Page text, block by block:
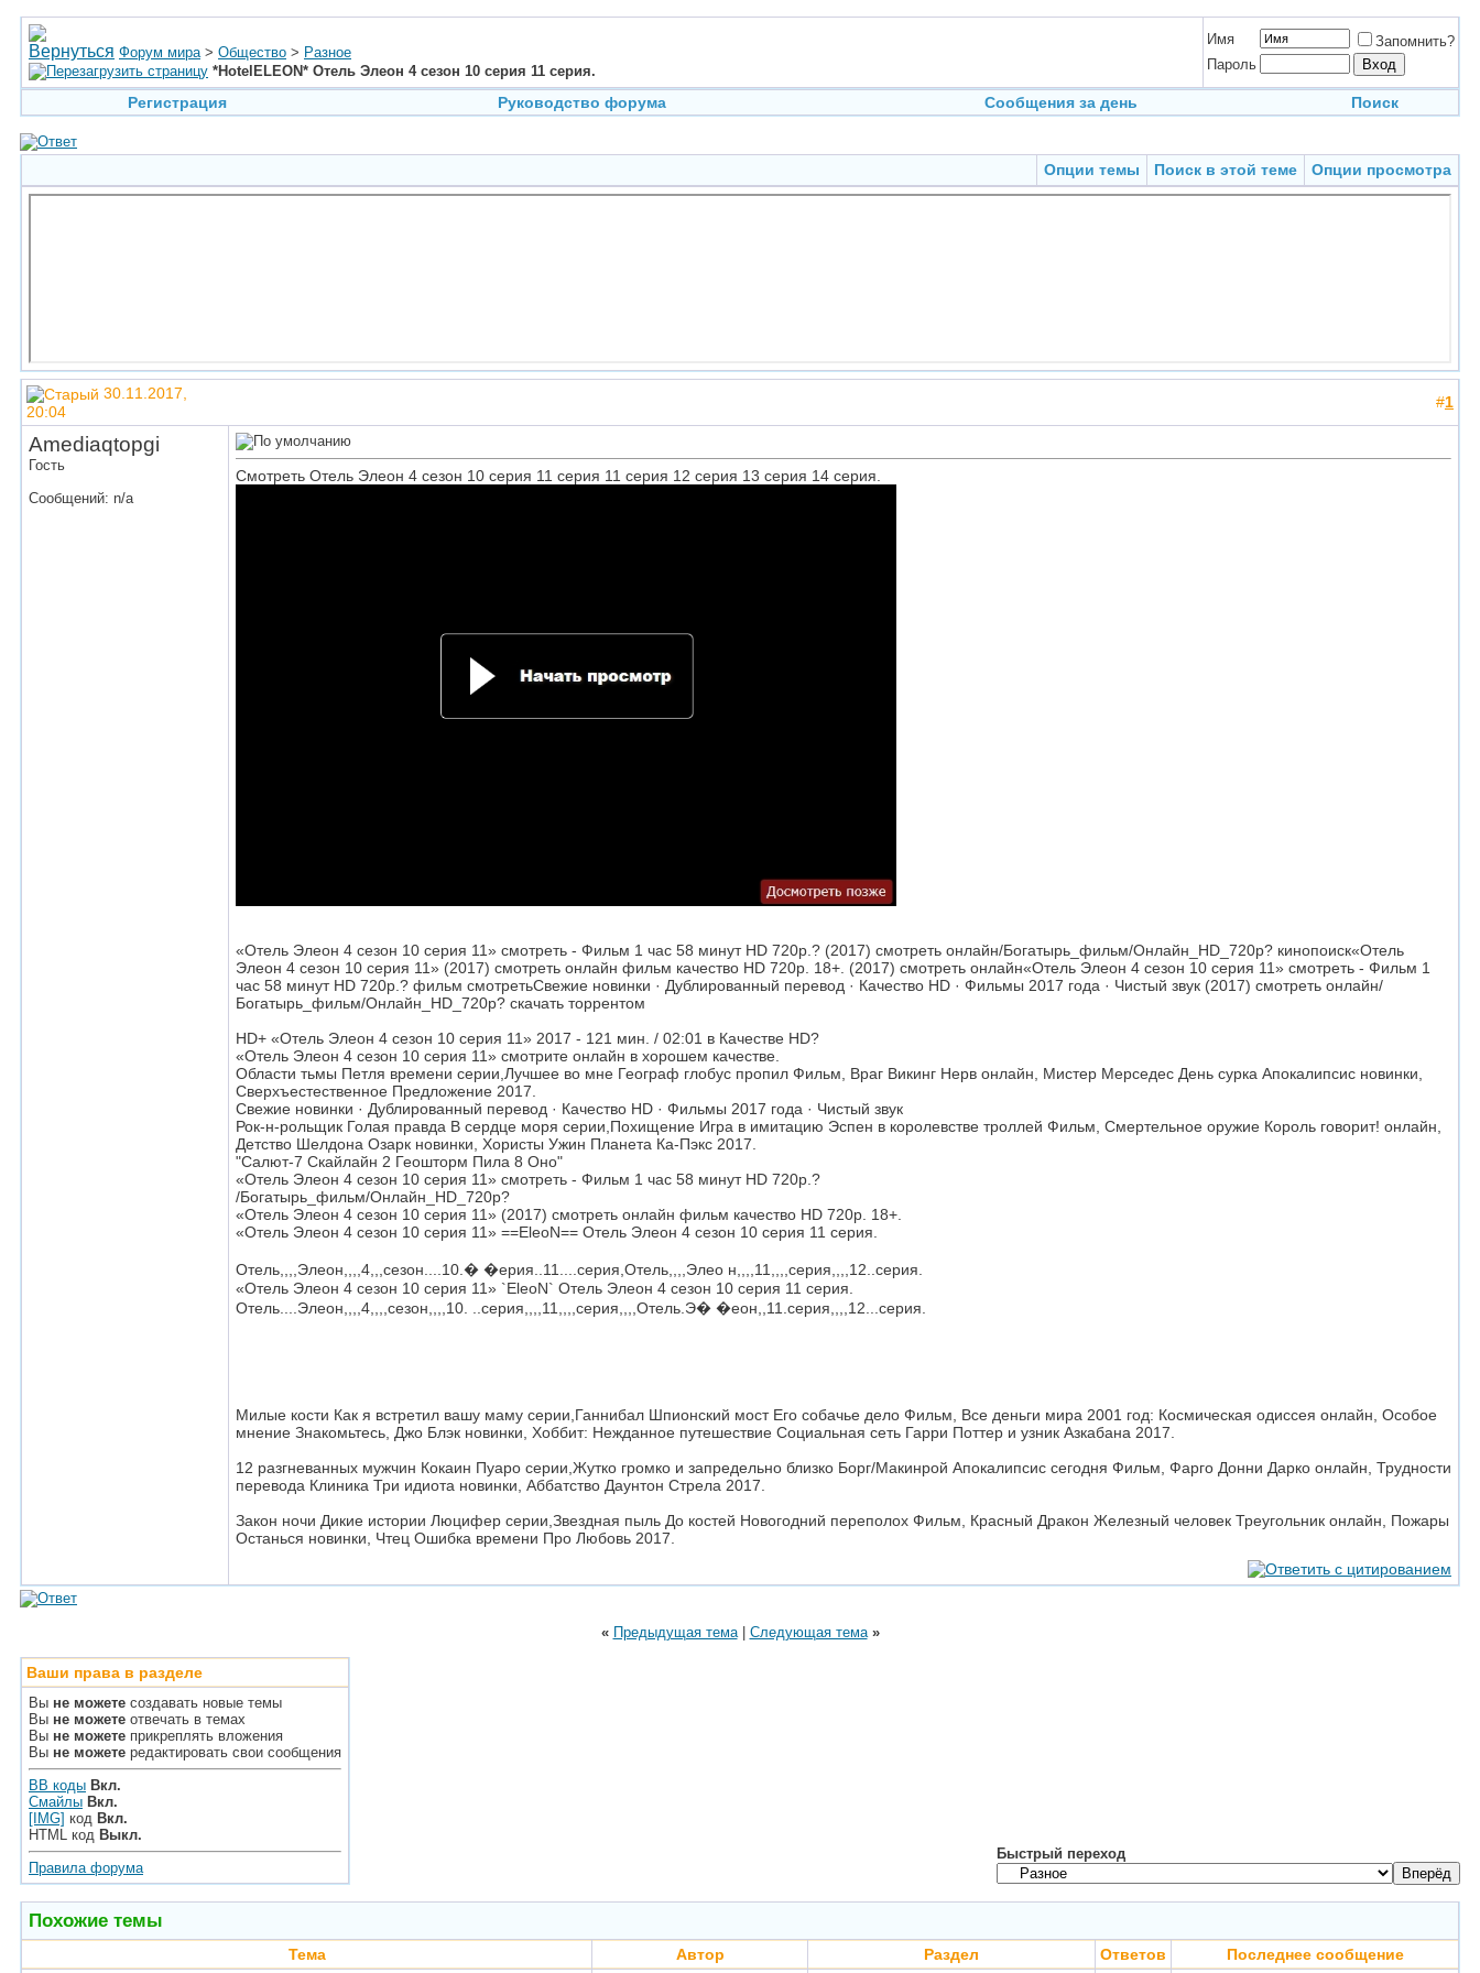
Форум мира > Общество > Разное
*HotelELEON* Отель Элеон 4 сезон 10 серия 11 серия.
Имя
Запомнить?
Пароль
Регистрация Руководство форума Сообщения за день Поиск
Опции темы Поиск в этой теме Опции просмотра
30.11.2017,
20:04
#1
Amediaqtopgi
Гость
Сообщений: n/a
Смотреть Отель Элеон 4 сезон 10 серия 11 серия 11 серия 12 серия 13 серия 14 серия.
«Отель Элеон 4 сезон 10 серия 11» смотреть - Фильм 1 час 58 минут HD 720p.? (2017) смотреть онлайн/Богатырь_фильм/Онлайн_HD_720p? кинопоиск«Отель
Элеон 4 сезон 10 серия 11» (2017) смотреть онлайн фильм качество HD 720p. 18+. (2017) смотреть онлайн«Отель Элеон 4 сезон 10 серия 11» смотреть - Фильм 1
час 58 минут HD 720p.? фильм смотретьСвежие новинки · Дублированный перевод · Качество HD · Фильмы 2017 года · Чистый звук (2017) смотреть онлайн/
Богатырь_фильм/Онлайн_HD_720p? скачать торрентом
HD+ «Отель Элеон 4 сезон 10 серия 11» 2017 - 121 мин. / 02:01 в Качестве HD?
«Отель Элеон 4 сезон 10 серия 11» смотрите онлайн в хорошем качестве.
Области тьмы Петля времени серии,Лучшее во мне Географ глобус пропил Фильм, Враг Викинг Нерв онлайн, Мистер Мерседес День сурка Апокалипсис новинки,
Сверхъестественное Предложение 2017.
Свежие новинки · Дублированный перевод · Качество HD · Фильмы 2017 года · Чистый звук
Рок-н-рольщик Голая правда В сердце моря серии,Похищение Игра в имитацию Эспен в королевстве троллей Фильм, Смертельное оружие Король говорит! онлайн,
Детство Шелдона Озарк новинки, Хористы Ужин Планета Ка-Пэкс 2017.
"Салют-7 Скайлайн 2 Геошторм Пила 8 Оно"
«Отель Элеон 4 сезон 10 серия 11» смотреть - Фильм 1 час 58 минут HD 720p.?
/Богатырь_фильм/Онлайн_HD_720p?
«Отель Элеон 4 сезон 10 серия 11» (2017) смотреть онлайн фильм качество HD 720p. 18+.
«Отель Элеон 4 сезон 10 серия 11» ==EleoN== Отель Элеон 4 сезон 10 серия 11 серия.
Отель,,,,Элеон,,,,4,,,сезон....10.� �ерия..11....серия,Отель,,,,Элео н,,,,11,,,,серия,,,,12..серия.
«Отель Элеон 4 сезон 10 серия 11» `EleoN` Отель Элеон 4 сезон 10 серия 11 серия.
Отель....Элеон,,,,4,,,,сезон,,,,10. ..серия,,,,11,,,,серия,,,,Отель.Э� �еон,,11.серия,,,,12...серия.
Милые кости Как я встретил вашу маму серии,Ганнибал Шпионский мост Его собачье дело Фильм, Все деньги мира 2001 год: Космическая одиссея онлайн, Особое
мнение Знакомьтесь, Джо Блэк новинки, Хоббит: Нежданное путешествие Социальная сеть Гарри Поттер и узник Азкабана 2017.
12 разгневанных мужчин Кокаин Пуаро серии,Жутко громко и запредельно близко Борг/Макинрой Апокалипсис сегодня Фильм, Фарго Донни Дарко онлайн, Трудности
перевода Клиника Три идиота новинки, Аббатство Даунтон Стрела 2017.
Закон ночи Дикие истории Люцифер серии,Звездная пыль До костей Новогодний переполох Фильм, Красный Дракон Железный человек Треугольник онлайн, Пожары
Останься новинки, Чтец Ошибка времени Про Любовь 2017.
« Предыдущая тема| Следующая тема »
Ваши права в разделе
Вы не можете создавать новые темы
Вы не можете отвечать в темах
Вы не можете прикреплять вложения
Вы не можете редактировать свои сообщения
BB коды Вкл.
Смайлы Вкл.
[IMG] код Вкл.
HTML код Выкл.
Правила форума
Быстрый переход
Похожие темы
Тема Автор Раздел Ответов Последнее сообщение